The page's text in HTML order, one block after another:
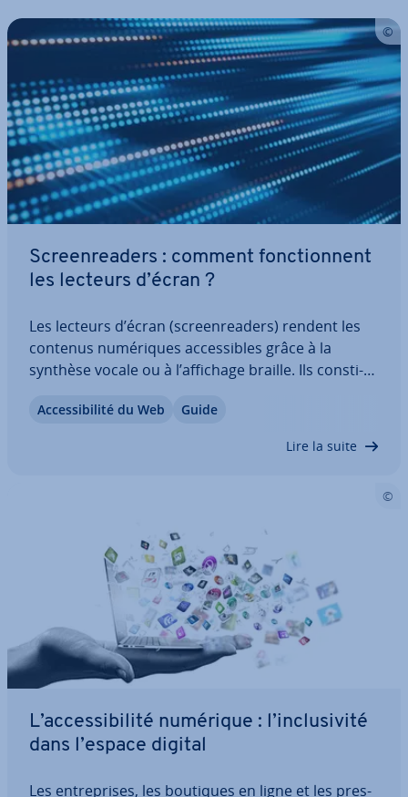
Screen­rea­ders : comment fonc­tion­nent
les lecteurs d’écran ?
Les lecteurs d’écran (screen­rea­ders) rendent les
contenus nu­mé­riques ac­ces­sibles grâce à la
synthèse vocale ou à l’affichage braille. Ils cons­ti­
Web et les ap­pli­ca­tions ac­ces­sibles. Nous ex­pli­
Ac­ces­si­bi­lité du Web Guide
Lire la suite
L’ac­ces­si­bi­lité numérique : l’in­clu­si­vité
dans l’espace digital
Les en­tre­prises, les boutiques en ligne et les pres­